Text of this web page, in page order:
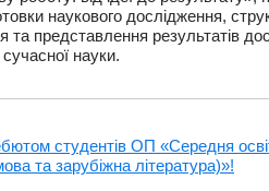
наукового дослідження,
представлення результатів
науки.
студентів ОП «Середня
та зарубіжна література)»!